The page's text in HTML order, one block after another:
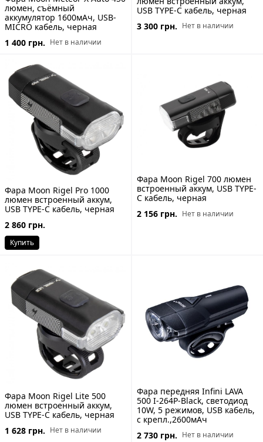
люмен, съёмный
аккумулятор 1600мАч, USB-
MICRO кабель, черная
1 400 грн. Нет в наличии
USB TYPE-C кабель, черная
3 300 грн. Нет в наличии
Фара Moon Rigel Pro 1000
люмен встроенный аккум,
USB TYPE-C кабель, черная
2 860 грн.
Купить
Фара Moon Rigel 700 люмен
встроенный аккум, USB TYPE-
C кабель, черная
2 156 грн. Нет в наличии
Фара Moon Rigel Lite 500
люмен встроенный аккум,
USB TYPE-C кабель, черная
1 628 грн. Нет в наличии
Фара передняя Infini LAVA
500 I-264P-Black, светодиод
10W, 5 режимов, USB кабель,
с крепл.,2600мАч
2 730 грн. Нет в наличии